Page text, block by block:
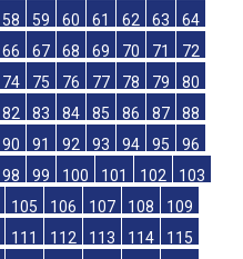
58 59 60 61 62 63
64
66 67 68 69 70 71
72
74 75 76 77 78 79
80
82 83 84 85 86 87
88
90 91 92 93 94 95
96
98 99 100 101 102
103
105 106 107 108
109
111 112 113 114
115